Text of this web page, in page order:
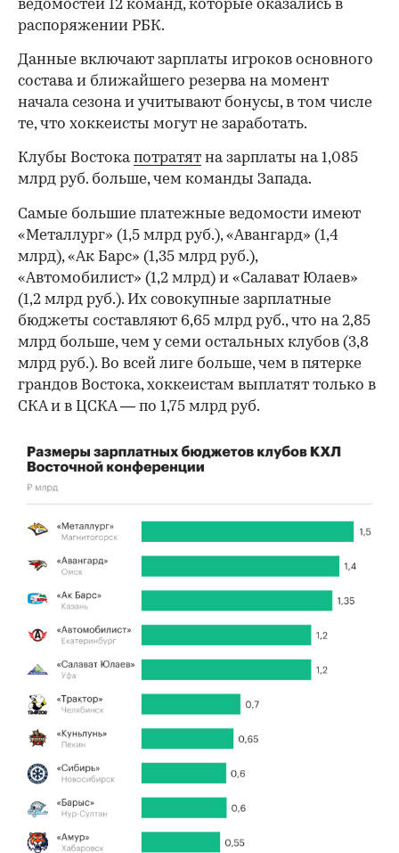
ведомостей 12 команд, которые оказались в
распоряжении РБК.
Данные включают зарплаты игроков основного
состава и ближайшего резерва на момент
начала сезона и учитывают бонусы, в том числе
те, что хоккеисты могут не заработать.
Клубы Востокапотратят на зарплаты на 1,085
млрд руб. больше, чем команды Запада.
00:00 / 00:00
Самые большие платежные ведомости имеют
«Металлург» (1,5 млрд руб.), «Авангард» (1,4
млрд), «Ак Барс» (1,35 млрд руб.),
«Автомобилист» (1,2 млрд) и «Салават Юлаев»
(1,2 млрд руб.). Их совокупные зарплатные
бюджеты составляют 6,65 млрд руб., что на 2,85
млрд больше, чем у семи остальных клубов (3,8
млрд руб.). Во всей лиге больше, чем в пятерке
грандов Востока, хоккеистам выплатят только в
СКА и в ЦСКА — по 1,75 млрд руб.